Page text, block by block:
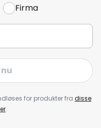
Firma
for produkter fra disse
.